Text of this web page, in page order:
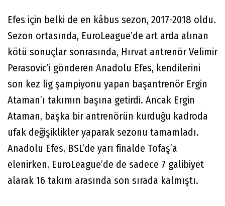
Efes için belki de en kâbus sezon, 2017-2018 oldu.
Sezon ortasında, EuroLeague’de art arda alınan
kötü sonuçlar sonrasında, Hırvat antrenör Velimir
Perasovic’i gönderen Anadolu Efes, kendilerini
son kez lig şampiyonu yapan başantrenör Ergin
Ataman’ı takımın başına getirdi. Ancak Ergin
Ataman, başka bir antrenörün kurduğu kadroda
ufak değişiklikler yaparak sezonu tamamladı.
Anadolu Efes, BSL’de yarı finalde Tofaş’a
elenirken, EuroLeague’de de sadece 7 galibiyet
alarak 16 takım arasında son sırada kalmıştı.